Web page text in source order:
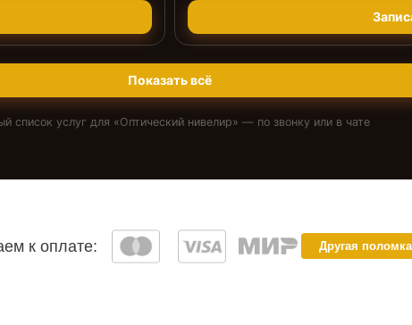
Показать всё
список услуг для «Оптический нивелир» — по звонку или в чате
к оплате: Другая поломка